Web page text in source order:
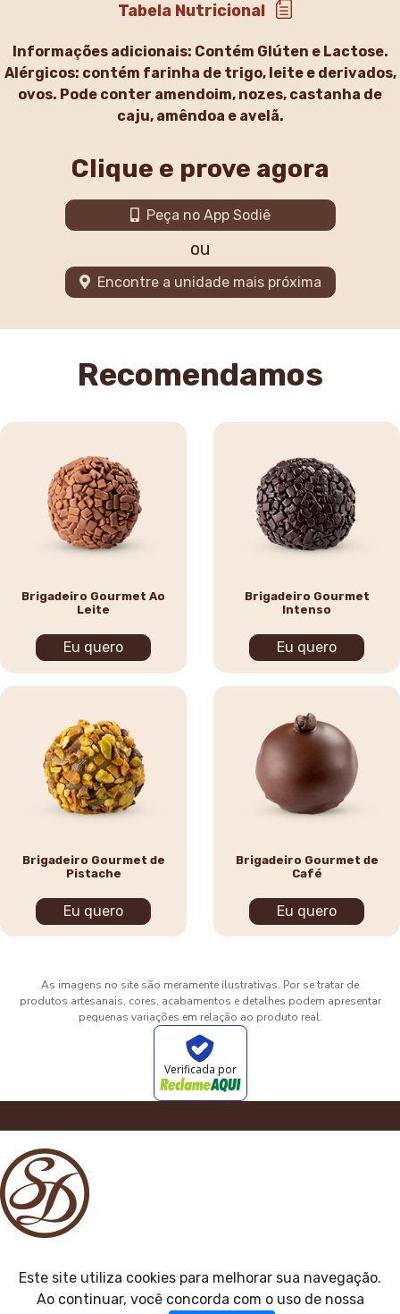
Tabela Nutricional
Informações adicionais: Contém Glúten e Lactose.
Alérgicos: contém farinha de trigo, leite e derivados,
ovos. Pode conter amendoim, nozes, castanha de
caju, amêndoa e avelã.
Clique e prove agora
Peça no App Sodiê
ou
Encontre a unidade mais próxima
Recomendamos
Brigadeiro Gourmet Ao
Leite
Eu quero
Brigadeiro Gourmet
Intenso
Eu quero
Brigadeiro Gourmet de
Pistache
Eu quero
Brigadeiro Gourmet de
Café
Eu quero
As imagens no site são meramente ilustrativas. Por se tratar de
produtos artesanais, cores, acabamentos e detalhes podem apresentar
pequenas variações em relação ao produto real.
Verificada por
Este site utiliza cookies para melhorar sua navegação.
Ao continuar, você concorda com o uso de nossa